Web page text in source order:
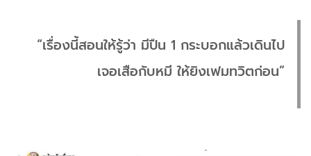
“เรื่องนี้สอนให้รู้ว่า มีปืน 1 กระบอกแล้วเดินไป
เจอเสือกับหมี ให้ยิงเฟมทวิตก่อน”